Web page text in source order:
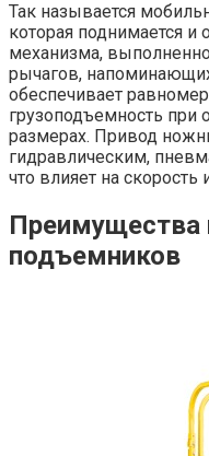
Так называется
которая поднимается
механизма,
рычагов,
обеспечивает
грузоподъемность при
размерах. Привод
гидравлическим,
что влияет на
подъемников